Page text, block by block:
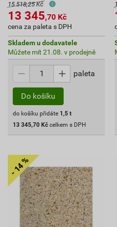
15 518,25 Kč
13 345,70 Kč
cena za paleta s DPH
Skladem u dodavatele
Můžete mít 21.08. v prodejně
paleta
Do košíku
do košíku přidáte 1,5 t
13 345,70 Kč celkem s DPH